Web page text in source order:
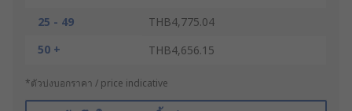
25 - 49
THB4,775.04
50 +
THB4,656.15
*ตัวบ่งบอกราคา / price indicative